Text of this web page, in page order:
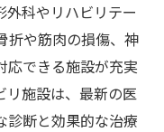
外科やリハビリテー
折や筋肉の損傷、神
応できる施設が充実
リ施設は、最新の医
診断と効果的な治療